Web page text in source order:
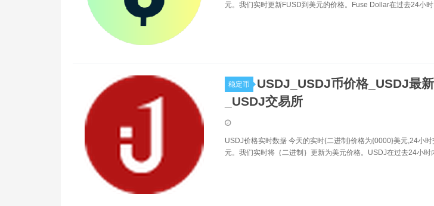
元。我们实时更新FUSD到美元的价格。Fuse Dollar在过去24小
稳定币
USDJ_USDJ币价格_USDJ最
_USDJ交易所
USDJ价格实时数据 今天的实时{二进制}价格为{0000}美元,24小
元。我们实时将｛二进制｝更新为美元价格。USDJ在过去24小时